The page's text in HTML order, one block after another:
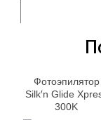
Фотоэпилятор
Silk′n Glide
300K